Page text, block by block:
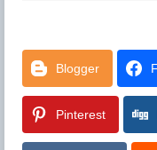
Blogger
Pinterest